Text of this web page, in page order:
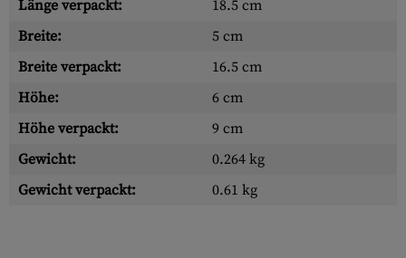
Länge verpackt:
18.5 cm
Breite:
5 cm
Breite verpackt:
16.5 cm
Höhe:
6 cm
Höhe verpackt:
9 cm
Gewicht:
0.264 kg
Gewicht verpackt:
0.61 kg